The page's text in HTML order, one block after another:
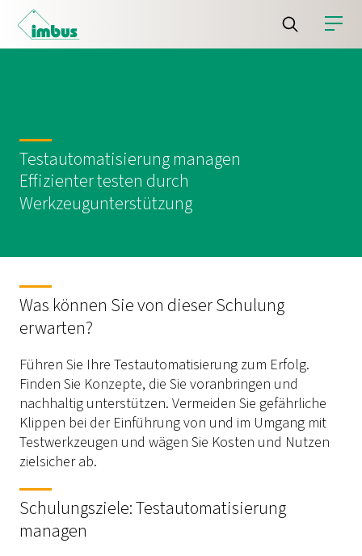
Testautomatisierung managen
Effizienter testen durch
Werkzeugunterstützung
Was können Sie von dieser Schulung
erwarten?
Führen Sie Ihre Testautomatisierung zum Erfolg.
Finden Sie Konzepte, die Sie voranbringen und
nachhaltig unterstützen. Vermeiden Sie gefährliche
Klippen bei der Einführung von und im Umgang mit
Testwerkzeugen und wägen Sie Kosten und Nutzen
zielsicher ab.
Schulungsziele: Testautomatisierung
managen